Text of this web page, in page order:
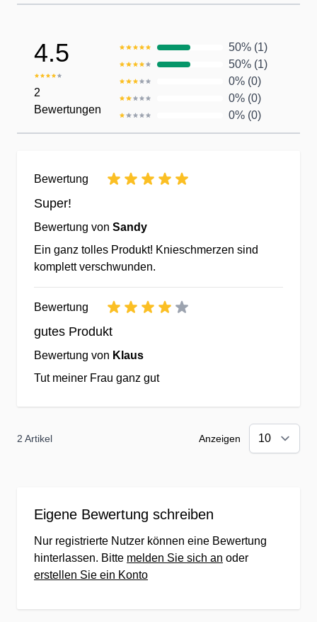
Unser qualifiziertes Team kümmert sich
persönlich um Ihre Wünsche,
✔Kauf ohne Risiko - 14 Tage
Der Kunde im Mittelpunkt
✔Gemeinsam besser - wir prämieren Ihr
Feedback zu jedem Produkt.
✔Für jede Bestellung erhalten Sie
Sparen durch Köpfchen.
✔Günstige Preise & Eigenmarken durch
✔Kein Mindestbestellwert - testen Sie
Über 20 Jahre Erfahrung bei Vitaminen
Nahrungsergänzungsmitteln
✔beständige Fortentwicklung &
4.5
2
Bewertungen
50% (1)
50% (1)
0% (0)
0% (0)
0% (0)
Bewertung
Super!
Bewertung von Sandy
Ein ganz tolles Produkt! Knieschmerzen sind
komplett verschwunden.
Bewertung
gutes Produkt
Bewertung von Klaus
Tut meiner Frau ganz gut
2 Artikel Anzeigen
Eigene Bewertung schreiben
Nur registrierte Nutzer können eine Bewertung
hinterlassen. Bitte melden Sie sich an oder
erstellen Sie ein Konto